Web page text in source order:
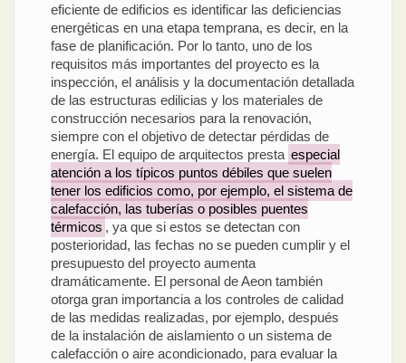
eficiente de edificios es identificar las deficiencias
energéticas en una etapa temprana, es decir, en la
fase de planificación. Por lo tanto, uno de los
requisitos más importantes del proyecto es la
inspección, el análisis y la documentación detallada
de las estructuras edilicias y los materiales de
construcción necesarios para la renovación,
siempre con el objetivo de detectar pérdidas de
energía. El equipo de arquitectos presta especial
atención a los típicos puntos débiles que suelen
tener los edificios como, por ejemplo, el sistema de
calefacción, las tuberías o posibles puentes
térmicos , ya que si estos se detectan con
posterioridad, las fechas no se pueden cumplir y el
presupuesto del proyecto aumenta
dramáticamente. El personal de Aeon también
otorga gran importancia a los controles de calidad
de las medidas realizadas, por ejemplo, después
de la instalación de aislamiento o un sistema de
calefacción o aire acondicionado, para evaluar la